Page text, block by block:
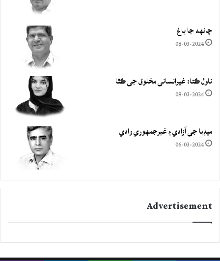
چانهه جا باغ
08-03-2024
ناول ڪتا: غيرانساني مخلوق جي ڪٿا
08-03-2024
ميڊيا جي آزادي ۽ غيرجمھوري وادي
06-03-2024
Advertisement